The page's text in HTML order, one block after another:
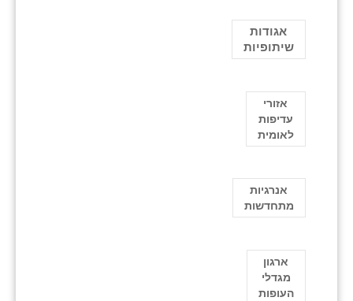
אגודות
שיתופיות
אזורי
עדיפות
לאומית
אנרגיות
מתחדשות
ארגון
מגדלי
העופות